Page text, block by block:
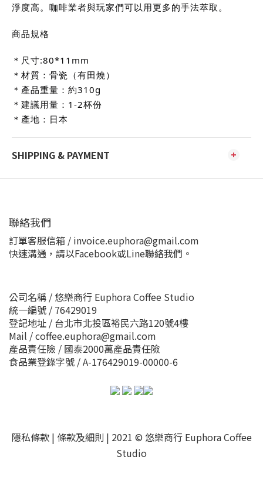
淨度高。咖啡業者與玩家們可以用更多的手法萃取。
商品規格
＊尺寸:80*11mm
＊材質：骨瓷（有田燒）
＊產品重量：約310g
＊建議用量：1-2杯份
＊產地：日本
SHIPPING & PAYMENT
聯絡我們
訂單客服信箱 / invoice.euphora@gmail.com
快速溝通，請以Facebook或Line聯絡我們。
公司名稱 / 悠樂商行 Euphora Coffee Studio
統一編號 / 76429019
登記地址 / 台北市北投區裕民六路120號4樓
Mail / coffee.euphora@gmail.com
產品責任險 / 國泰2000萬產品責任險
食品業登錄字號 / A-176429019-00000-6
隱私條款 | 條款及細則 | 2021 © 悠樂商行 Euphora Coffee
Studio